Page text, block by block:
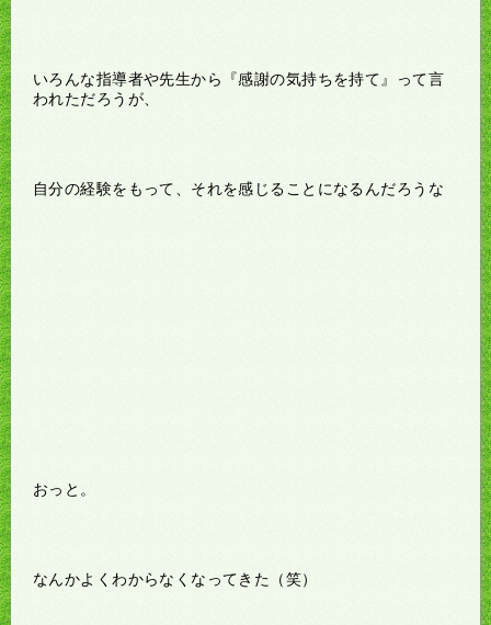
いろんな指導者や先生から『感謝の気持ちを持て』って言
われただろうが、
自分の経験をもって、それを感じることになるんだろうな
おっと。
なんかよくわからなくなってきた（笑）